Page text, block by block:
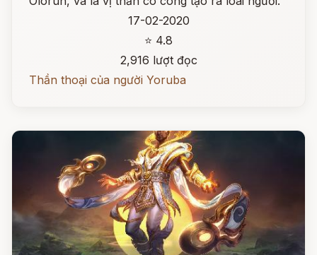
17-02-2020
⭐ 4.8
2,916 lượt đọc
Thần thoại của người Yoruba